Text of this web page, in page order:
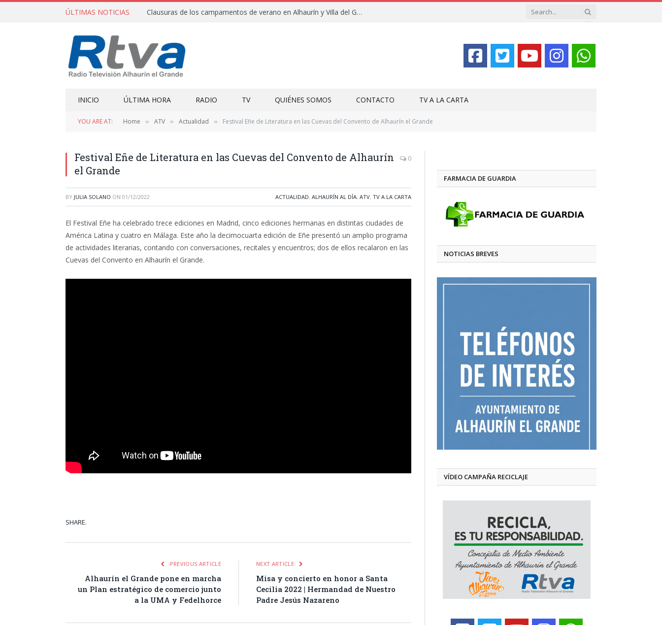
ÚLTIMAS NOTICIAS Clausuras de los campamentos de verano en Alhaurín y Villa del Guadalhorce 2026
INICIO ÚLTIMA HORA RADIO TV QUIÉNES SOMOS CONTACTO TV A LA CARTA
YOU ARE AT: Home » ATV » Actualidad » Festival Eñe de Literatura en las Cuevas del Convento de Alhaurín el Grande
Festival Eñe de Literatura en las Cuevas del Convento de Alhaurín
el Grande
0
BY JULIA SOLANO ON 01/12/2022 ACTUALIDAD, ALHAURÍN AL DÍA, ATV, TV A LA CARTA
El Festival Eñe ha celebrado trece ediciones en Madrid, cinco ediciones hermanas en distintas ciudades de
América Latina y cuatro en Málaga. Este año la decimocuarta edición de Eñe presentó un amplio programa
de actividades literarias, contando con conversaciones, recitales y encuentros; dos de ellos recalaron en las
Cuevas del Convento en Alhaurín el Grande.
SHARE.
PREVIOUS ARTICLE
Alhaurín el Grande pone en marcha
un Plan estratégico de comercio junto
a la UMA y Fedelhorce
NEXT ARTICLE
Misa y concierto en honor a Santa
Cecilia 2022 | Hermandad de Nuestro
Padre Jesús Nazareno
FARMACIA DE GUARDIA
NOTICIAS BREVES
VÍDEO CAMPAÑA RECICLAJE